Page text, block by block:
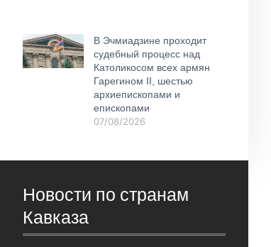
В Эчмиадзине проходит
судебный процесс над
Католикосом всех армян
Гарегином II, шестью
архиепископами и
епископами
07/08/2026
Новости по странам
Кавказа